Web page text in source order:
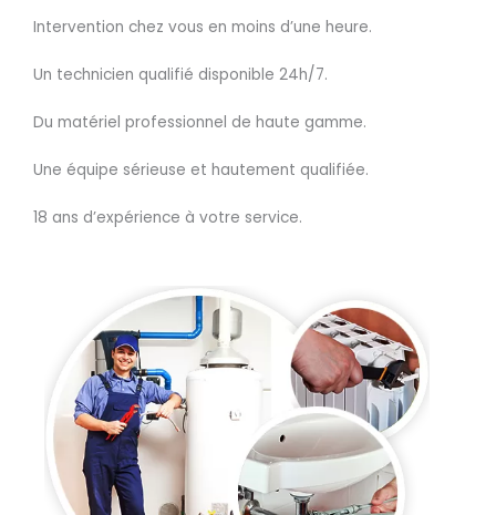
Intervention chez vous en moins d’une heure.
Un technicien qualifié disponible 24h/7.
Du matériel professionnel de haute gamme.
Une équipe sérieuse et hautement qualifiée.
18 ans d’expérience à votre service.